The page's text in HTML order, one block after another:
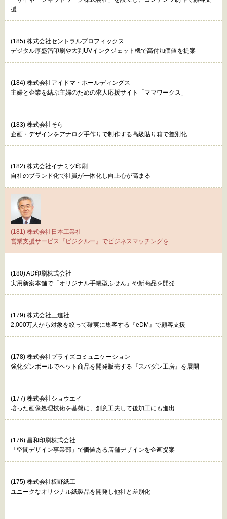
援
(185) 株式会社セントラルプロフィックス
デジタル厚盛箔印刷や大判UVインクジェット機で高付加価値を提案
(184) 株式会社アイドマ・ホールディングス
主婦と企業を結ぶ主婦のための求人応援サイト「ママワークス」
(183) 株式会社そら
企画・デザインをアナログ手作りで制作する高級貼り箱で差別化
(182) 株式会社イナミツ印刷
自社のブランド化で社員が一体化し向上心が高まる
(181) 株式会社日本工業社
営業支援サービス『ビジクルー』でビジネスマッチングを
(180) AD印刷株式会社
実用新案本舗で「オリジナル手帳型ふせん」や新商品を開発
(179) 株式会社三進社
2,000万人から対象を絞って確実に集客する『eDM』で顧客支援
(178) 株式会社プライズコミュニケーション
強化ダンボールでペット商品を開発販売する『スパダン工房』を展開
(177) 株式会社ショウエイ
培った画像処理技術を基盤に、創意工夫して後加工にも進出
(176) 昌和印刷株式会社
「空間デザイン事業部」で価値ある店舗デザインを企画提案
(175) 株式会社板野紙工
ユニークなオリジナル紙製品を開発し他社と差別化